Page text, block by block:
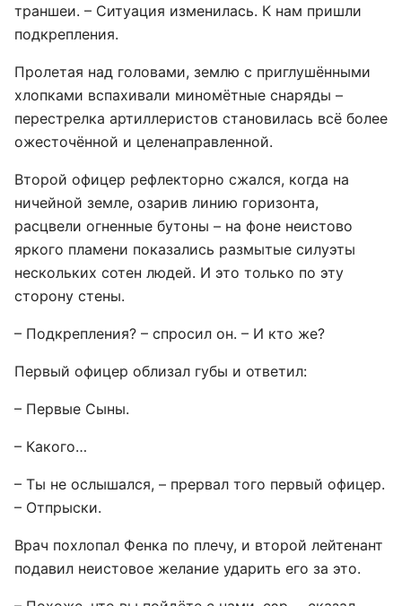
траншеи. – Ситуация изменилась. К нам пришли
подкрепления.
Пролетая над головами, землю с приглушёнными
хлопками вспахивали миномётные снаряды –
перестрелка артиллеристов становилась всё более
ожесточённой и целенаправленной.
Второй офицер рефлекторно сжался, когда на
ничейной земле, озарив линию горизонта,
расцвели огненные бутоны – на фоне неистово
яркого пламени показались размытые силуэты
нескольких сотен людей. И это только по эту
сторону стены.
– Подкрепления? – спросил он. – И кто же?
Первый офицер облизал губы и ответил:
– Первые Сыны.
– Какого…
– Ты не ослышался, – прервал того первый офицер.
– Отпрыски.
Врач похлопал Фенка по плечу, и второй лейтенант
подавил неистовое желание ударить его за это.